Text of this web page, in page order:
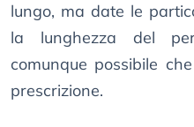
lungo, ma date le
la lunghezza del
comunque possibile
prescrizione.